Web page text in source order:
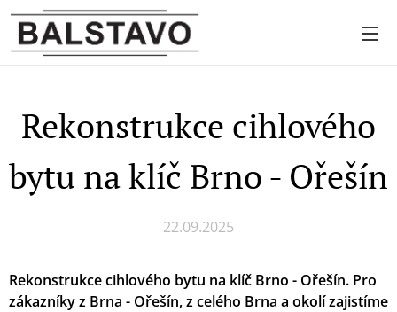
Rekonstrukce cihlového
bytu na klíč Brno - Ořešín
22.09.2025
Rekonstrukce cihlového bytu na klíč Brno - Ořešín. Pro
zákazníky z Brna - Ořešín, z celého Brna a okolí zajistíme